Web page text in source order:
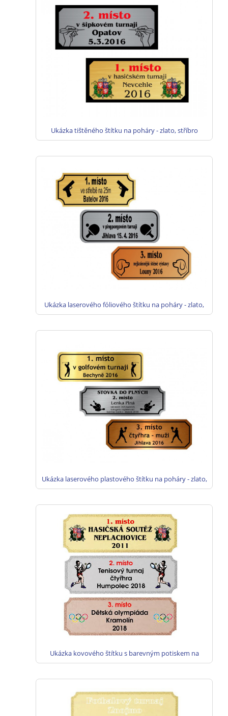
Ukázka tištěného štítku na poháry - zlato, stříbro
Ukázka laserového fóliového štítku na poháry - zlato,
stříbro, bronz
Ukázka laserového plastového štítku na poháry - zlato,
stříbro, bronz
Ukázka kovového štítku s barevným potiskem na
poháry - zlato, stříbro, bronz